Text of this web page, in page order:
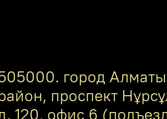
город
проспект
120, офис 6